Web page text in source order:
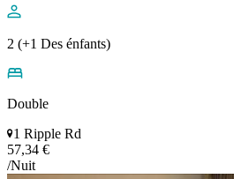
2 (+1 Des énfants)
Double
1 Ripple Rd
57,34 €
/Nuit